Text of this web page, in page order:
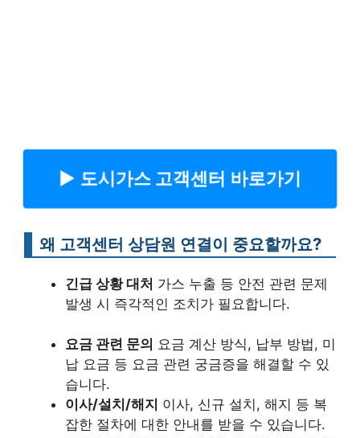
▶︎ 도시가스 고객센터 바로가기
왜 고객센터 상담원 연결이 중요할까요?
긴급 상황 대처 가스 누출 등 안전 관련 문제
발생 시 즉각적인 조치가 필요합니다.
요금 관련 문의 요금 계산 방식, 납부 방법, 미
납 요금 등 요금 관련 궁금증을 해결할 수 있
습니다.
이사/설치/해지 이사, 신규 설치, 해지 등 복
잡한 절차에 대한 안내를 받을 수 있습니다.